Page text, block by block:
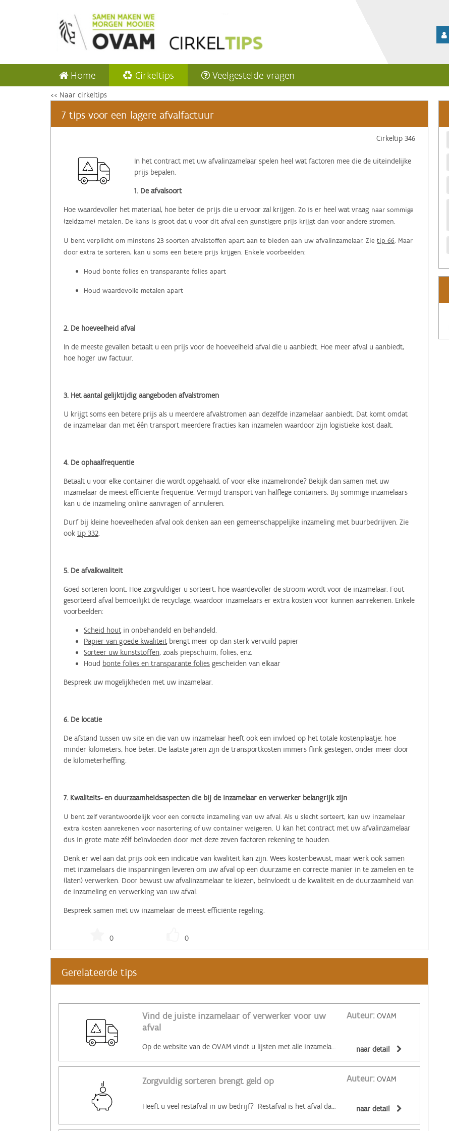
Home Cirkeltips Veelgestelde vragen
<< Naar cirkeltips
7 tips voor een lagere afvalfactuur
Cirkeltip 346
In het contract met uw afvalinzamelaar spelen heel wat factoren mee die de uiteindelijke
prijs bepalen.
1. De afvalsoort
Hoe waardevoller het materiaal, hoe beter de prijs die u ervoor zal krijgen. Zo is er heel wat vraag naar sommige
(zeldzame) metalen. De kans is groot dat u voor dit afval een gunstigere prijs krijgt dan voor andere stromen.
U bent verplicht om minstens 23 soorten afvalstoffen apart aan te bieden aan uw afvalinzamelaar. Zie tip 66. Maar
door extra te sorteren, kan u soms een betere prijs krijgen. Enkele voorbeelden:
Houd bonte folies en transparante folies apart
Houd waardevolle metalen apart
2. De hoeveelheid afval
In de meeste gevallen betaalt u een prijs voor de hoeveelheid afval die u aanbiedt. Hoe meer afval u aanbiedt,
hoe hoger uw factuur.
3. Het aantal gelijktijdig aangeboden afvalstromen
U krijgt soms een betere prijs als u meerdere afvalstromen aan dezelfde inzamelaar aanbiedt. Dat komt omdat
de inzamelaar dan met één transport meerdere fracties kan inzamelen waardoor zijn logistieke kost daalt.
4. De ophaalfrequentie
Betaalt u voor elke container die wordt opgehaald, of voor elke inzamelronde? Bekijk dan samen met uw
inzamelaar de meest efficiënte frequentie. Vermijd transport van halflege containers. Bij sommige inzamelaars
kan u de inzameling online aanvragen of annuleren.
Durf bij kleine hoeveelheden afval ook denken aan een gemeenschappelijke inzameling met buurbedrijven. Zie
ook tip 332.
5. De afvalkwaliteit
Goed sorteren loont. Hoe zorgvuldiger u sorteert, hoe waardevoller de stroom wordt voor de inzamelaar. Fout
gesorteerd afval bemoeilijkt de recyclage, waardoor inzamelaars er extra kosten voor kunnen aanrekenen. Enkele
voorbeelden:
Scheid houtin onbehandeld en behandeld.
Papier van goede kwaliteitbrengt meer op dan sterk vervuild papier
Sorteer uw kunststoffen, zoals piepschuim, folies, enz.
Houd bonte folies en transparante folies gescheiden van elkaar
Bespreek uw mogelijkheden met uw inzamelaar.
6. De locatie
De afstand tussen uw site en die van uw inzamelaar heeft ook een invloed op het totale kostenplaatje: hoe
minder kilometers, hoe beter. De laatste jaren zijn de transportkosten immers flink gestegen, onder meer door
de kilometerheffing.
7. Kwaliteits- en duurzaamheidsaspecten die bij de inzamelaar en verwerker belangrijk zijn
U bent zelf verantwoordelijk voor een correcte inzameling van uw afval. Als u slecht sorteert, kan uw inzamelaar
extra kosten aanrekenen voor nasortering of uw container weigeren. U kan het contract met uw afvalinzamelaar
dus in grote mate zélf beïnvloeden door met deze zeven factoren rekening te houden.
Denk er wel aan dat prijs ook een indicatie van kwaliteit kan zijn. Wees kostenbewust, maar werk ook samen
met inzamelaars die inspanningen leveren om uw afval op een duurzame en correcte manier in te zamelen en te
(laten) verwerken. Door bewust uw afvalinzamelaar te kiezen, beïnvloedt u de kwaliteit en de duurzaamheid van
de inzameling en verwerking van uw afval.
Bespreek samen met uw inzamelaar de meest efficiënte regeling.
0 0
Gerelateerde tips
Vind de juiste inzamelaar of verwerker voor uw
afval
Auteur: OVAM
naar detail
Zorgvuldig sorteren brengt geld op Auteur: OVAM
naar detail